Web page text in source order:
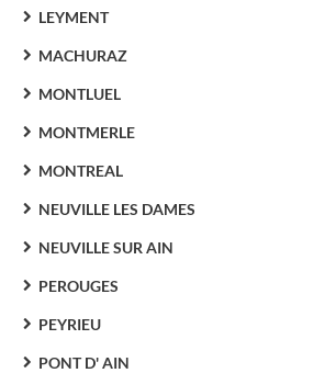
LEYMENT
MACHURAZ
MONTLUEL
MONTMERLE
MONTREAL
NEUVILLE LES DAMES
NEUVILLE SUR AIN
PEROUGES
PEYRIEU
PONT D' AIN